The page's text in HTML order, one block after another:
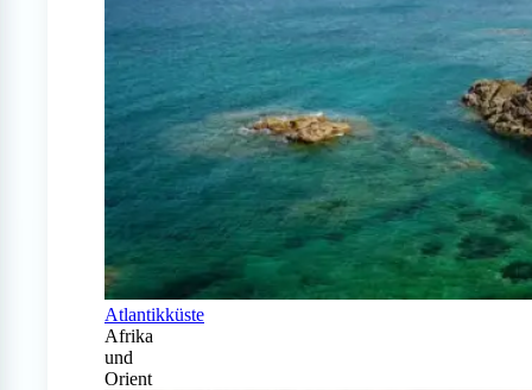
Atlantikküste
Afrika
und
Orient